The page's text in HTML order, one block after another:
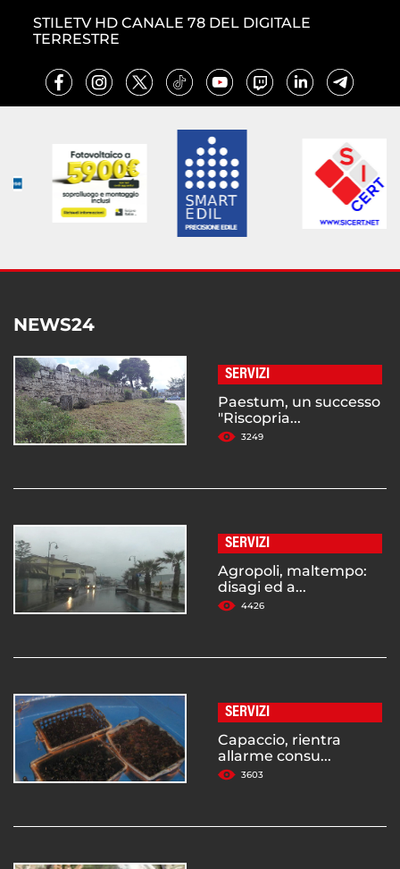
STILETV HD CANALE 78 DEL DIGITALE
TERRESTRE
NEWS24
SERVIZI
Paestum, un successo
"Riscopria...
3249
SERVIZI
Agropoli, maltempo:
disagi ed a...
4426
SERVIZI
Capaccio, rientra
allarme consu...
3603